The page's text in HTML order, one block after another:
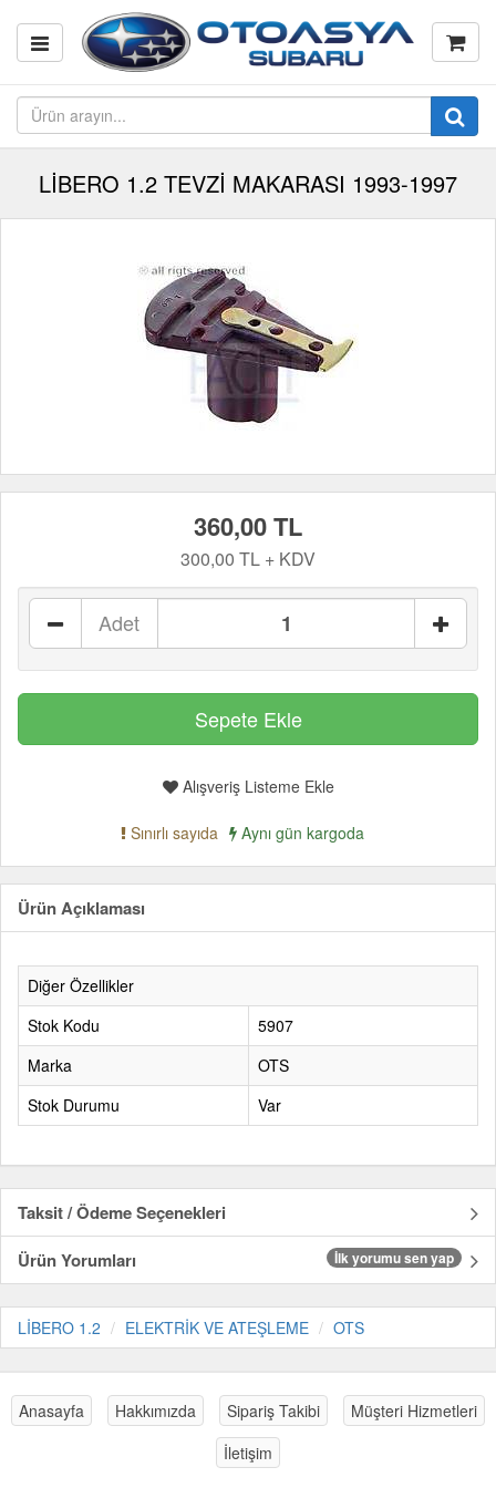
LİBERO 1.2 TEVZİ MAKARASI 1993-1997
360,00 TL
300,00 TL + KDV
Adet
Alışveriş Listeme Ekle
Sınırlı sayıda Aynı gün kargoda
Ürün Açıklaması
Diğer Özellikler
Stok Kodu
5907
Marka
OTS
Stok Durumu
Var
Taksit / Ödeme Seçenekleri
Ürün Yorumları
İlk yorumu sen yap
LİBERO 1.2 ELEKTRİK VE ATEŞLEME OTS
Anasayfa Hakkımızda Sipariş Takibi
Müşteri Hizmetleri
İletişim